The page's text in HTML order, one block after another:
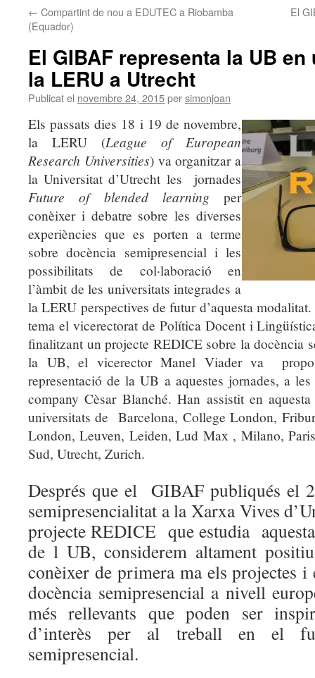
← Compartint de nou a EDUTEC a Riobamba
(Equador)
El
El GIBAF representa la UB
la LERU a Utrecht
Publicat el novembre 24, 2015persimonjoan
Els passats dies 18 i 19 de novembre,
la LERU (League of European
Research Universities) va organitzar a
la Universitat d’Utrecht les
jornades
Future of blended learning per
conèixer i debatre sobre les diverses
experiències que es porten a terme
sobre docència semipresencial i les
possibilitats de col·laboració en
l’àmbit de les universitats integrades a
la LERU perspectives de futur d’aquesta modalitat.
tema el vicerectorat de Política Docent i
finalitzant un projecte REDICE sobre la docència
la UB, el vicerector Manel Viader va
representació de la UB a aquestes jornades, a
company Cèsar Blanché. Han assistit en
universitats de
Barcelona, College London,
London, Leuven, Leiden, Lud Max , Milano,
Sud, Utrecht, Zurich.
Després que el GIBAF publiqués el
semipresencialitat a la Xarxa Vives
projecte REDICE que estudia
de l UB, considerem altament
conèixer de primera ma els projectes i
docència semipresencial a nivell
més rellevants que poden ser
d’interès per al treball en el
semipresencial.